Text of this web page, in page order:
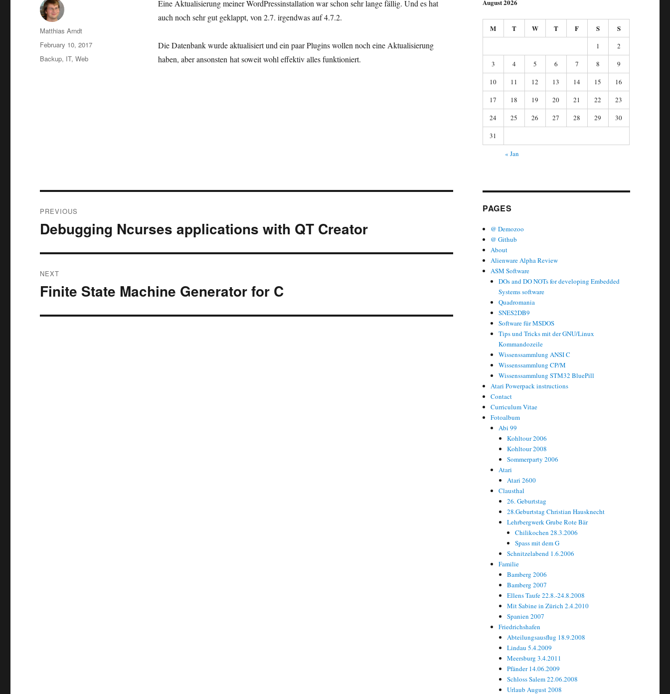
Eine Aktualisierung meiner WordPressinstallation war schon sehr lange fällig. Und es hat
auch noch sehr gut geklappt, von 2.7. irgendwas auf 4.7.2.
Die Datenbank wurde aktualisiert und ein paar Plugins wollen noch eine Aktualisierung
haben, aber ansonsten hat soweit wohl effektiv alles funktioniert.
Author
Matthias Arndt
Posted
on
February 10, 2017
Categories
Backup, IT,Web
navigation
PREVIOUS
Previous
Debugging Ncurses applications with QT Creator
NEXT
Next
Finite State Machine Generator for C
August 2026
M T W T F S S
1
2
3
4 5 6 7 8
9
10
11 12 13 14 15
16
17
18 19 20 21 22
23
24
25 26 27 28 29
30
31
« Jan
PAGES
@ Demozoo
@ Github
About
Alienware Alpha Review
ASM Software
DOs and DO NOTs for developing Embedded
Systems software
Quadromania
SNES2DB9
Software für MSDOS
Tips und Tricks mit der GNU/Linux
Kommandozeile
Wissenssammlung ANSI C
Wissenssammlung CP/M
Wissenssammlung STM32 BluePill
Atari Powerpack instructions
Contact
Curriculum Vitae
Fotoalbum
Abi 99
Kohltour 2006
Kohltour 2008
Sommerparty 2006
Atari
Atari 2600
Clausthal
26. Geburtstag
28.Geburtstag Christian Hausknecht
Lehrbergwerk Grube Rote Bär
Chilikochen 28.3.2006
Spass mit dem G
Schnitzelabend 1.6.2006
Familie
Bamberg 2006
Bamberg 2007
Ellens Taufe 22.8.-24.8.2008
Mit Sabine in Zürich 2.4.2010
Spanien 2007
Friedrichshafen
Abteilungsausflug 18.9.2008
Lindau 5.4.2009
Meersburg 3.4.2011
Pfänder 14.06.2009
Schloss Salem 22.06.2008
Urlaub August 2008